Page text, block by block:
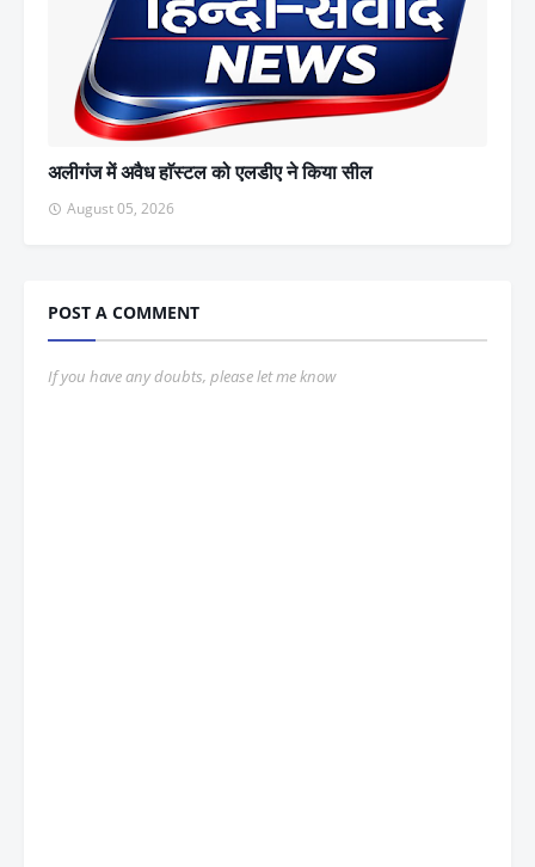
अलीगंज में अवैध हाॅस्टल को एलडीए ने किया सील
August 05, 2026
POST A COMMENT
If you have any doubts, please let me know